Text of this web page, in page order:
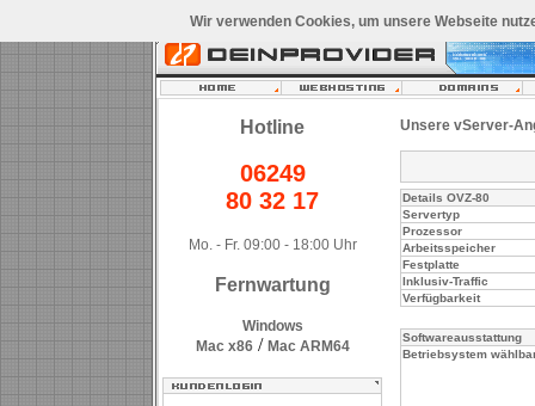
Wir verwenden Cookies, um unsere Webseite
Hotline
06249
80 32 17
Mo. - Fr. 09:00 - 18:00 Uhr
Fernwartung
Windows
Mac x86/ Mac ARM64
Unsere vServer-
Details OVZ-80
Servertyp
Prozessor
Arbeitsspeicher
Festplatte
Inklusiv-Traffic
Verfügbarkeit
Softwareausstattung
Betriebsystem